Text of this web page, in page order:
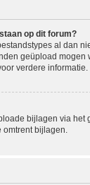
op dit forum?
al dan
geüpload mogen
verdere informatie.
bijlagen via het
omtrent bijlagen.